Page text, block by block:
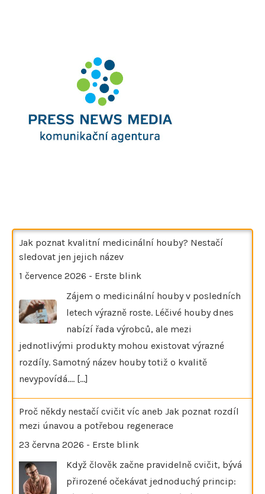
Jak poznat kvalitní medicinální houby? Nestačí
sledovat jen jejich název
1 července 2026 - Erste blink
Zájem o medicinální houby v posledních
letech výrazně roste. Léčivé houby dnes
nabízí řada výrobců, ale mezi
jednotlivými produkty mohou existovat výrazné
rozdíly. Samotný název houby totiž o kvalitě
nevypovídá.… [...]
Proč někdy nestačí cvičit víc aneb Jak poznat rozdíl
mezi únavou a potřebou regenerace
23 června 2026 - Erste blink
Když člověk začne pravidelně cvičit, bývá
přirozené očekávat jednoduchý princip: